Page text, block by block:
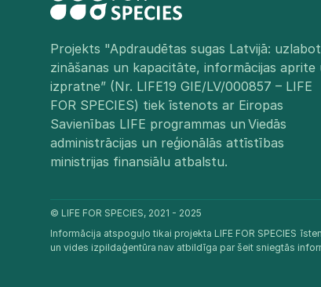
Projekts "Apdraudētas sugas Latvijā:
zināšanas un kapacitāte, informācijas aprite
izpratne” (Nr. LIFE19 GIE/LV/000857 – LIFE
FOR SPECIES) tiek īstenots ar Eiropas
Savienības LIFE programmas un Viedās
administrācijas un reģionālās attīstības
ministrijas finansiālu atbalstu.​
© LIFE FOR SPECIES, 2021 - 2025
Informācija atspoguļo tikai projekta LIFE FOR SPECIES
un vides izpildaģentūra nav atbildīga par šeit sniegtās